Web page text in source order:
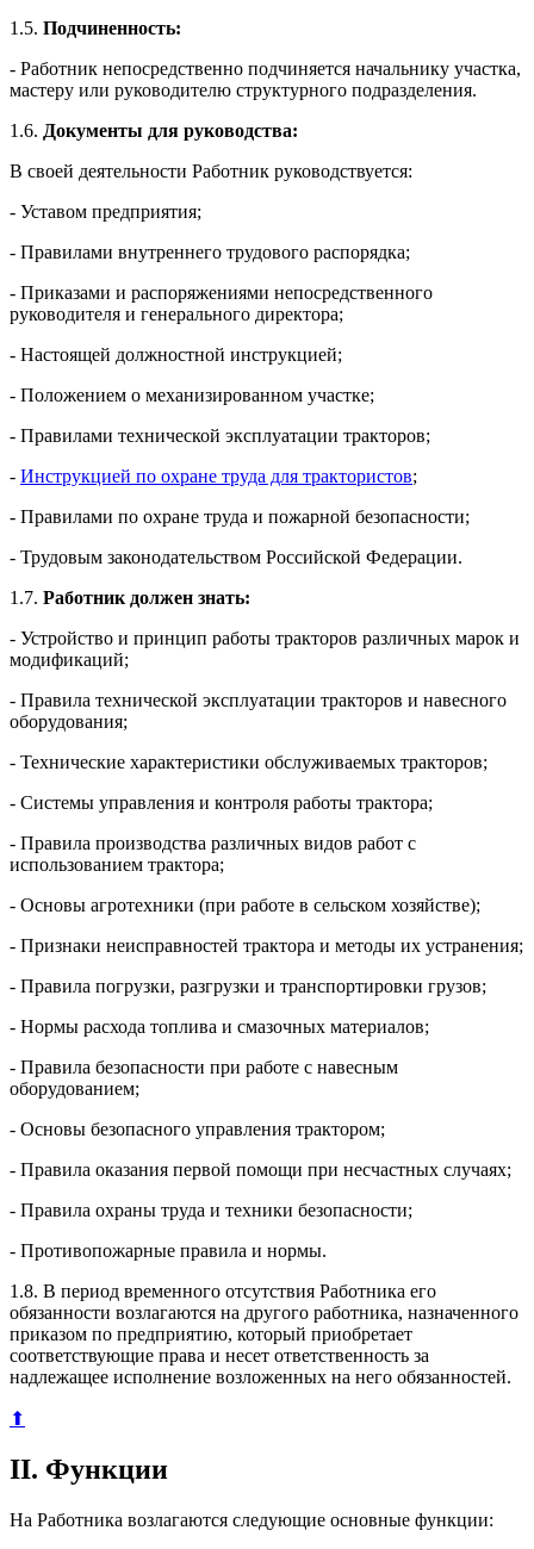
1.5. Подчиненность:
- Работник непосредственно подчиняется начальнику участка,
мастеру или руководителю структурного подразделения.
1.6. Документы для руководства:
В своей деятельности Работник руководствуется:
- Уставом предприятия;
- Правилами внутреннего трудового распорядка;
- Приказами и распоряжениями непосредственного
руководителя и генерального директора;
- Настоящей должностной инструкцией;
- Положением о механизированном участке;
- Правилами технической эксплуатации тракторов;
- Инструкцией по охране труда для трактористов;
- Правилами по охране труда и пожарной безопасности;
- Трудовым законодательством Российской Федерации.
1.7. Работник должен знать:
- Устройство и принцип работы тракторов различных марок и
модификаций;
- Правила технической эксплуатации тракторов и навесного
оборудования;
- Технические характеристики обслуживаемых тракторов;
- Системы управления и контроля работы трактора;
- Правила производства различных видов работ с
использованием трактора;
- Основы агротехники (при работе в сельском хозяйстве);
- Признаки неисправностей трактора и методы их устранения;
- Правила погрузки, разгрузки и транспортировки грузов;
- Нормы расхода топлива и смазочных материалов;
- Правила безопасности при работе с навесным
оборудованием;
- Основы безопасного управления трактором;
- Правила оказания первой помощи при несчастных случаях;
- Правила охраны труда и техники безопасности;
- Противопожарные правила и нормы.
1.8. В период временного отсутствия Работника его
обязанности возлагаются на другого работника, назначенного
приказом по предприятию, который приобретает
соответствующие права и несет ответственность за
надлежащее исполнение возложенных на него обязанностей.
⬆
II. Функции
На Работника возлагаются следующие основные функции: